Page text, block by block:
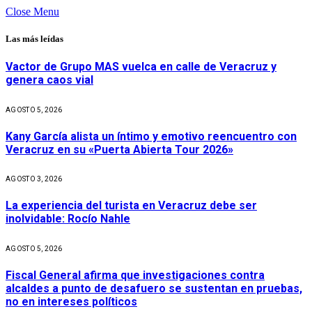
Close Menu
Las más leídas
Vactor de Grupo MAS vuelca en calle de Veracruz y
genera caos vial
AGOSTO 5, 2026
Kany García alista un íntimo y emotivo reencuentro con
Veracruz en su «Puerta Abierta Tour 2026»
AGOSTO 3, 2026
La experiencia del turista en Veracruz debe ser
inolvidable: Rocío Nahle
AGOSTO 5, 2026
Fiscal General afirma que investigaciones contra
alcaldes a punto de desafuero se sustentan en pruebas,
no en intereses políticos